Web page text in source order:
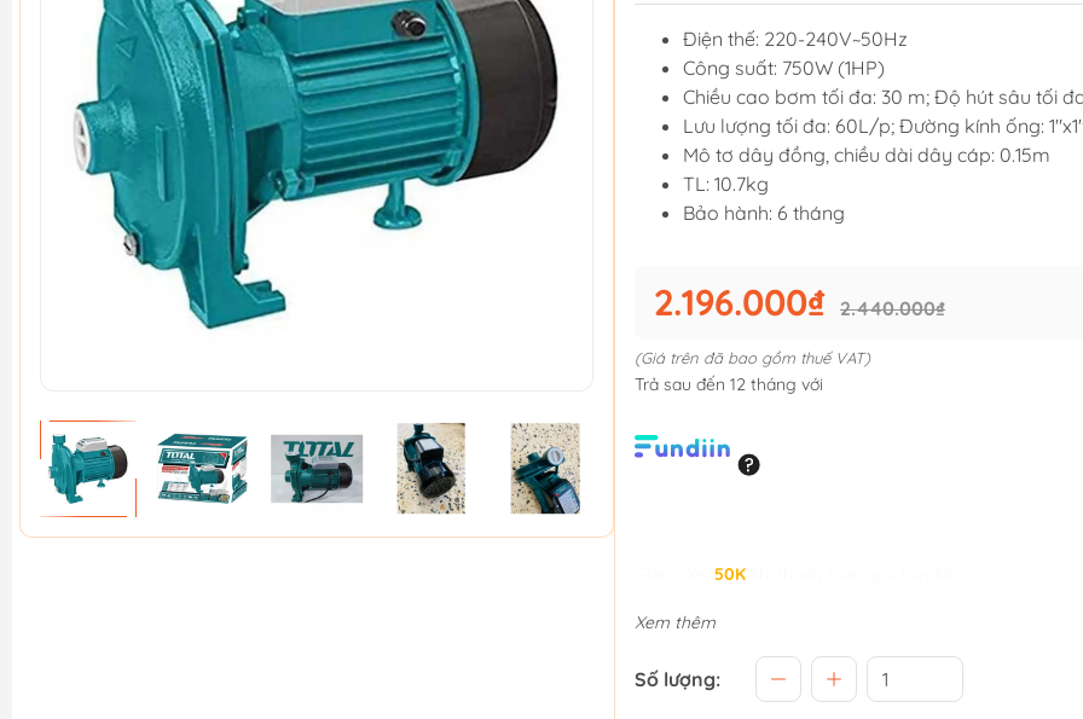
Điện thế: 220-240V~50Hz
Công suất: 750W (1HP)
Chiều cao bơm tối đa: 30 m; Độ hút sâu tối
Lưu lượng tối đa: 60L/p; Đường kính ống:
Mô tơ dây đồng, chiều dài dây cáp: 0.15m
TL: 10.7kg
Bảo hành: 6 tháng
2.196.000₫ 2.440.000₫
(Giá trên đã bao gồm thuế VAT)
Trả sau đến 12 tháng với
50K
Xem thêm
Số lượng: